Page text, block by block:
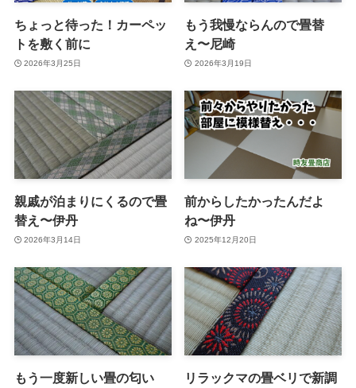
ちょっと待った！カーペッ
トを敷く前に
2026年3月25日
もう我慢ならんので畳替
え〜尼崎
2026年3月19日
親戚が泊まりにくるので畳
替え〜伊丹
2026年3月14日
前からしたかったんだよ
ね〜伊丹
2025年12月20日
もう一度新しい畳の匂い
リラックマの畳ベリで新調